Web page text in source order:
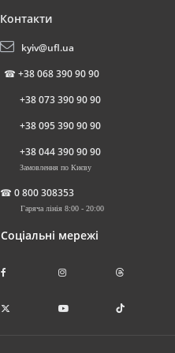
Контакти
kyiv@ufl.ua
☎ +38 068 390 90 90
+38 073 390 90 90
+38 095 390 90 90
+38 044 390 90 90
Замовлення по Києву
☎ 0 800 308353
Гаряча лінія 8:00 - 20:00
Соціальні мережі